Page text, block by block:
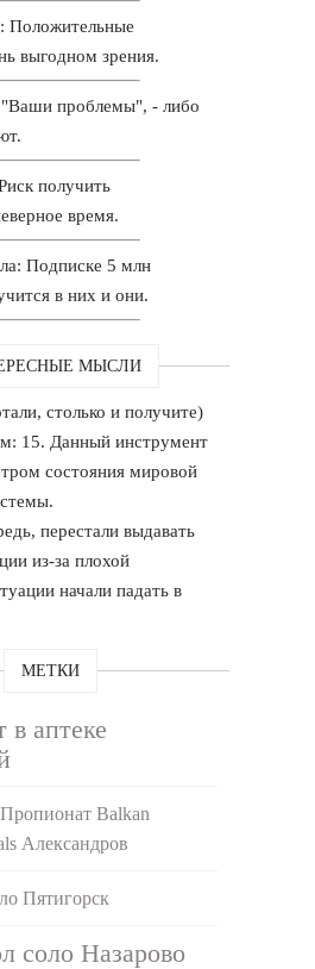
Положительные
выгодном зрения.
"Ваши проблемы", - либо
получить
время.
Подписке 5 млн
в них и они.
МЫСЛИ
столько и получите)
15. Данный инструмент
состояния мировой
перестали выдавать
из-за плохой
начали падать в
МЕТКИ
в аптеке
Balkan
Александров
Пятигорск
соло Назарово